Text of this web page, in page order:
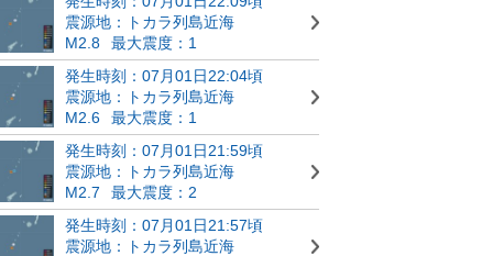
震源地：トカラ列島近海
M2.8
最大震度：1
発生時刻：07月01日22:04頃
震源地：トカラ列島近海
M2.6
最大震度：1
発生時刻：07月01日21:59頃
震源地：トカラ列島近海
M2.7
最大震度：2
発生時刻：07月01日21:57頃
震源地：トカラ列島近海